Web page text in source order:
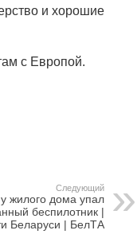
и хорошие
с Европой.
Следующий
жилого дома упал
беспилотник |
Беларуси | БелТА